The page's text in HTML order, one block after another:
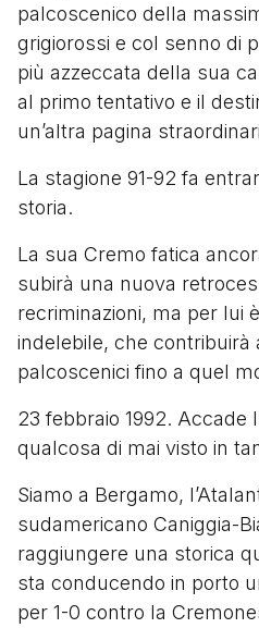
palcoscenico della
grigiorossi e col senno di
più azzeccata della sua
al primo tentativo e il
un’altra pagina
La stagione 91-92 fa
storia.
La sua Cremo fatica
subirà una nuova
recriminazioni, ma per lui
indelebile, che contribuirà
palcoscenici fino a quel
23 febbraio 1992. Accade
qualcosa di mai visto in
Siamo a Bergamo,
sudamericano Caniggia-
raggiungere una storica
sta conducendo in porto
per 1-0 contro la